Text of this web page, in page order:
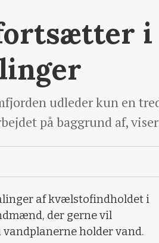
i
udleder kun en
på baggrund af,
af kvælstofindholdet i
der gerne vil
holder vand.